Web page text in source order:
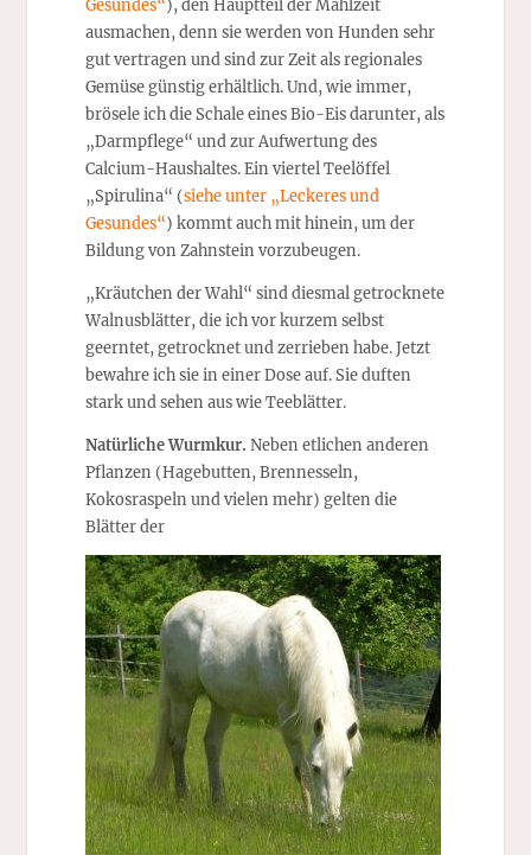
Gesundes“), den Hauptteil der Mahlzeit
ausmachen, denn sie werden von Hunden sehr
gut vertragen und sind zur Zeit als regionales
Gemüse günstig erhältlich. Und, wie immer,
brösele ich die Schale eines Bio-Eis darunter, als
„Darmpflege“ und zur Aufwertung des
Calcium-Haushaltes. Ein viertel Teelöffel
„Spirulina“ (siehe unter „Leckeres und
Gesundes“) kommt auch mit hinein, um der
Bildung von Zahnstein vorzubeugen.
„Kräutchen der Wahl“ sind diesmal getrocknete
Walnusblätter, die ich vor kurzem selbst
geerntet, getrocknet und zerrieben habe. Jetzt
bewahre ich sie in einer Dose auf. Sie duften
stark und sehen aus wie Teeblätter.
Natürliche Wurmkur. Neben etlichen anderen
Pflanzen (Hagebutten, Brennesseln,
Kokosraspeln und vielen mehr) gelten die
Blätter der